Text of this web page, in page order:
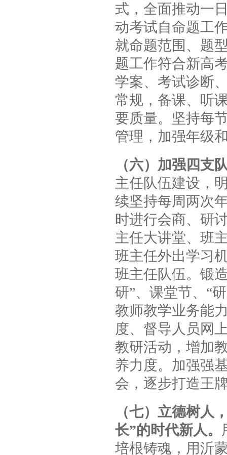
式，全面推动一
动考试自命题工
就命题范围、题
题工作符合新高
学案、考试诊断
常规，备课、听
要质量。坚持每
管理，加强年级
（六）加强四支
主任队伍建设，
续坚持每周两次
时进行会商、研
主任大讲堂、班
班主任外出学习
班主任队伍。锻
研”、课堂节、“
教师教学业务能
度、督导人员网
教研活动，增加
养力度。加强强
会，逐步打造王
（七）立德树人
长”的时代新人。
培根铸魂，用沂